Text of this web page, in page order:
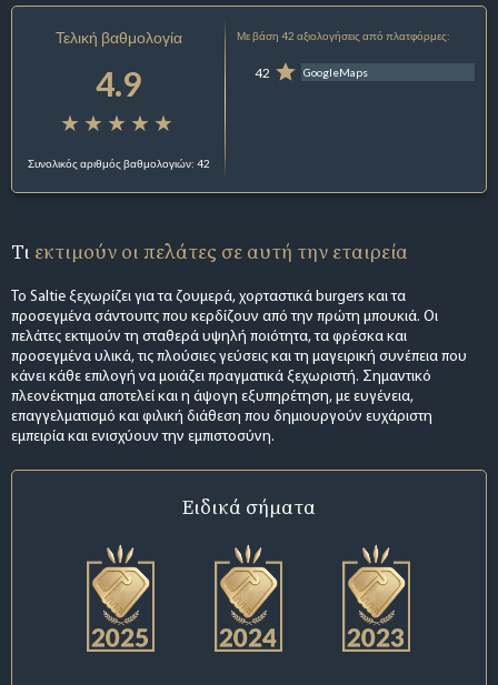
Τελική βαθμολογία
4.9
Συνολικός αριθμός βαθμολογιών: 42
Με βάση 42 αξιολογήσεις από πλατφόρμες:
42 GoogleMaps
Τι εκτιμούν οι πελάτες σε αυτή την εταιρεία
Το Saltie ξεχωρίζει για τα ζουμερά, χορταστικά burgers και τα
προσεγμένα σάντουιτς που κερδίζουν από την πρώτη μπουκιά. Οι
πελάτες εκτιμούν τη σταθερά υψηλή ποιότητα, τα φρέσκα και
προσεγμένα υλικά, τις πλούσιες γεύσεις και τη μαγειρική συνέπεια που
κάνει κάθε επιλογή να μοιάζει πραγματικά ξεχωριστή. Σημαντικό
πλεονέκτημα αποτελεί και η άψογη εξυπηρέτηση, με ευγένεια,
επαγγελματισμό και φιλική διάθεση που δημιουργούν ευχάριστη
εμπειρία και ενισχύουν την εμπιστοσύνη.
Ειδικά σήματα